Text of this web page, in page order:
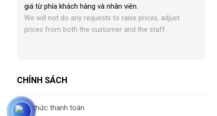
giá từ phía khách hàng và nhân viên.
We will not do any requests to raise prices, adjust
prices from both the customer and the staff
CHÍNH SÁCH
Hình thức thanh toán